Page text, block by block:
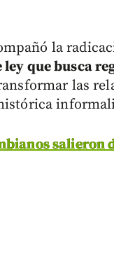
la
ley que busca
las
salieron